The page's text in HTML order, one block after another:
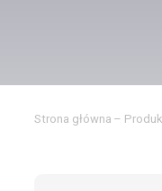
Strona główna –